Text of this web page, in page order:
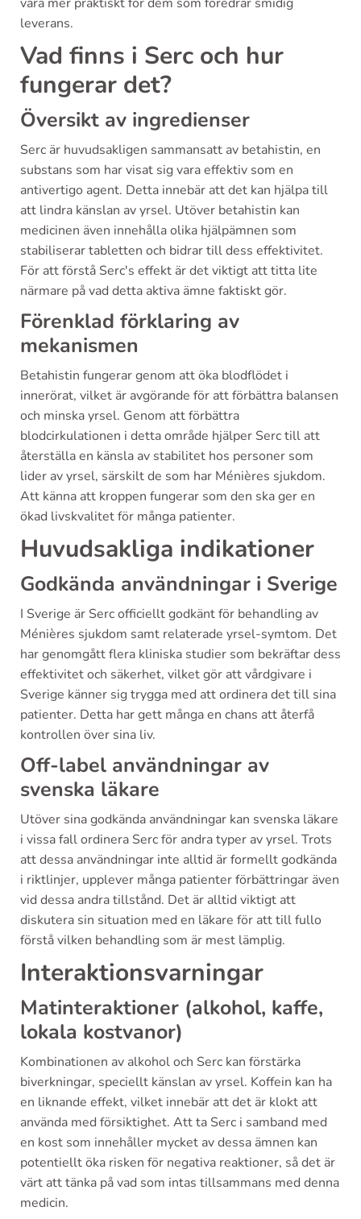
leverans.
Vad finns i Serc och hur
fungerar det?
Översikt av ingredienser
Serc är huvudsakligen sammansatt av betahistin, en
substans som har visat sig vara effektiv som en
antivertigo agent. Detta innebär att det kan hjälpa till
att lindra känslan av yrsel. Utöver betahistin kan
medicinen även innehålla olika hjälpämnen som
stabiliserar tabletten och bidrar till dess effektivitet.
För att förstå Serc's effekt är det viktigt att titta lite
närmare på vad detta aktiva ämne faktiskt gör.
Förenklad förklaring av
mekanismen
Betahistin fungerar genom att öka blodflödet i
innerörat, vilket är avgörande för att förbättra balansen
och minska yrsel. Genom att förbättra
blodcirkulationen i detta område hjälper Serc till att
återställa en känsla av stabilitet hos personer som
lider av yrsel, särskilt de som har Ménières sjukdom.
Att känna att kroppen fungerar som den ska ger en
ökad livskvalitet för många patienter.
Huvudsakliga indikationer
Godkända användningar i Sverige
I Sverige är Serc officiellt godkänt för behandling av
Ménières sjukdom samt relaterade yrsel-symtom. Det
har genomgått flera kliniska studier som bekräftar dess
effektivitet och säkerhet, vilket gör att vårdgivare i
Sverige känner sig trygga med att ordinera det till sina
patienter. Detta har gett många en chans att återfå
kontrollen över sina liv.
Off-label användningar av
svenska läkare
Utöver sina godkända användningar kan svenska läkare
i vissa fall ordinera Serc för andra typer av yrsel. Trots
att dessa användningar inte alltid är formellt godkända
i riktlinjer, upplever många patienter förbättringar även
vid dessa andra tillstånd. Det är alltid viktigt att
diskutera sin situation med en läkare för att till fullo
förstå vilken behandling som är mest lämplig.
Interaktionsvarningar
Matinteraktioner (alkohol, kaffe,
lokala kostvanor)
Kombinationen av alkohol och Serc kan förstärka
biverkningar, speciellt känslan av yrsel. Koffein kan ha
en liknande effekt, vilket innebär att det är klokt att
använda med försiktighet. Att ta Serc i samband med
en kost som innehåller mycket av dessa ämnen kan
potentiellt öka risken för negativa reaktioner, så det är
värt att tänka på vad som intas tillsammans med denna
medicin.